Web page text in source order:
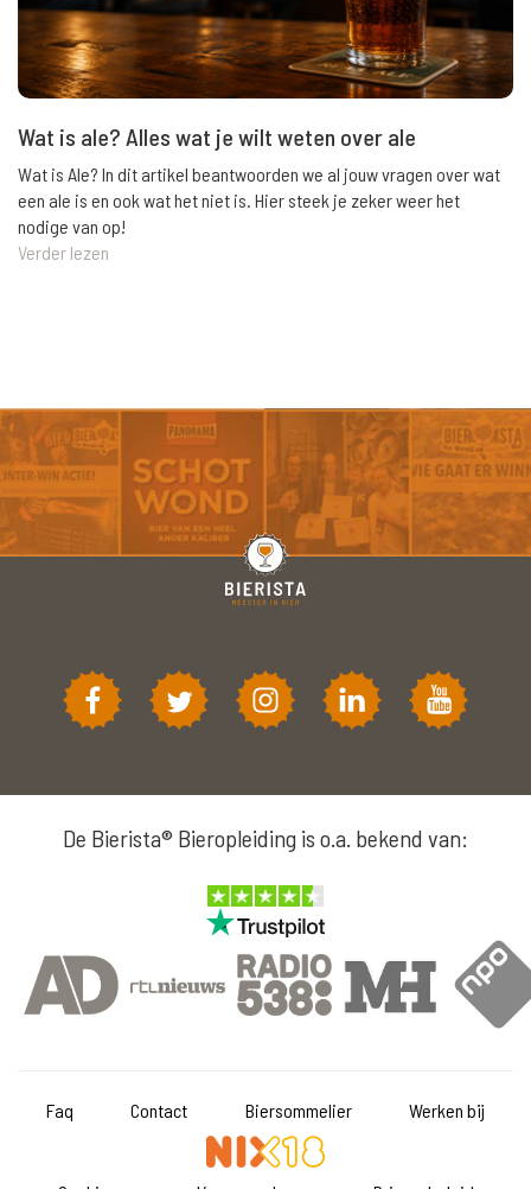
Wat is ale? Alles wat je wilt weten over ale
Wat is Ale? In dit artikel beantwoorden we al jouw vragen over wat
een ale is en ook wat het niet is. Hier steek je zeker weer het
nodige van op!
Verder lezen
De Bierista® Bieropleiding is o.a. bekend van:
Faq Contact Biersommelier Werken bij